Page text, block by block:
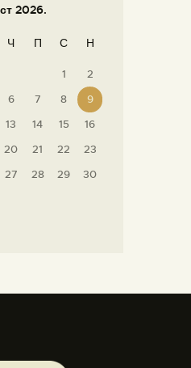
2026.
Ч П С Н
1
2
6 7 8
9
13 14 15
16
20 21 22
23
27 28 29
30